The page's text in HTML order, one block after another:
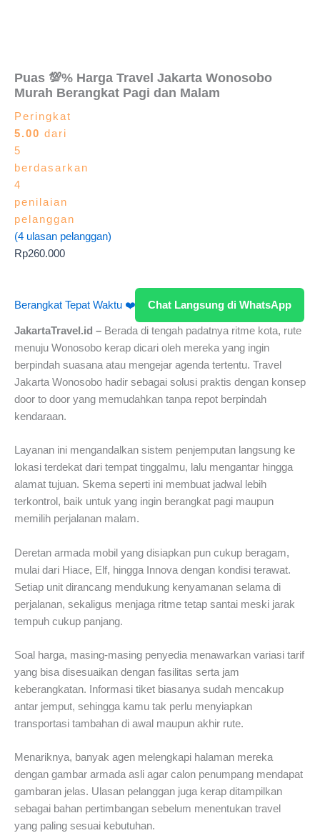
Puas 💯% Harga Travel Jakarta Wonosobo
Murah Berangkat Pagi dan Malam
Peringkat
5.00 dari
5
berdasarkan
4
penilaian
pelanggan
(4 ulasan pelanggan)
Rp260.000
Berangkat Tepat Waktu ❤️ Chat Langsung di WhatsApp
JakartaTravel.id – Berada di tengah padatnya ritme kota, rute
menuju Wonosobo kerap dicari oleh mereka yang ingin
berpindah suasana atau mengejar agenda tertentu. Travel
Jakarta Wonosobo hadir sebagai solusi praktis dengan konsep
door to door yang memudahkan tanpa repot berpindah
kendaraan.
Layanan ini mengandalkan sistem penjemputan langsung ke
lokasi terdekat dari tempat tinggalmu, lalu mengantar hingga
alamat tujuan. Skema seperti ini membuat jadwal lebih
terkontrol, baik untuk yang ingin berangkat pagi maupun
memilih perjalanan malam.
Deretan armada mobil yang disiapkan pun cukup beragam,
mulai dari Hiace, Elf, hingga Innova dengan kondisi terawat.
Setiap unit dirancang mendukung kenyamanan selama di
perjalanan, sekaligus menjaga ritme tetap santai meski jarak
tempuh cukup panjang.
Soal harga, masing-masing penyedia menawarkan variasi tarif
yang bisa disesuaikan dengan fasilitas serta jam
keberangkatan. Informasi tiket biasanya sudah mencakup
antar jemput, sehingga kamu tak perlu menyiapkan
transportasi tambahan di awal maupun akhir rute.
Menariknya, banyak agen melengkapi halaman mereka
dengan gambar armada asli agar calon penumpang mendapat
gambaran jelas. Ulasan pelanggan juga kerap ditampilkan
sebagai bahan pertimbangan sebelum menentukan travel
yang paling sesuai kebutuhan.